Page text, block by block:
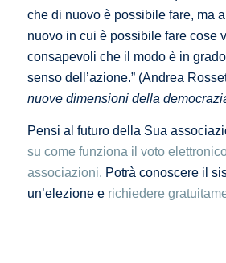
che di nuovo è possibile fare, ma
nuovo in cui è possibile fare cose
consapevoli che il modo è in
senso dell’azione.” (Andrea
nuove dimensioni della
Pensi al futuro della Sua
su come funziona il voto
associazioni. Potrà conoscere il
un’elezione e richiedere